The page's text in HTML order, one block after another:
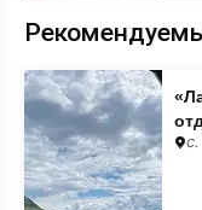
«Ласточкино
гнездо»
база
отдыха